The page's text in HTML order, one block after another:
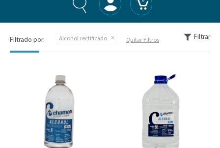
Filtrar
Filtrado por: Alcohol rectificado Quitar Filtros